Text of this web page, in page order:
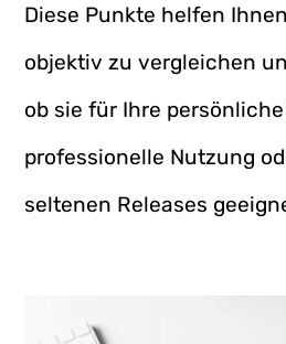
Diese Punkte helfen
objektiv zu vergleichen
ob sie für Ihre
professionelle Nutzung
seltenen Releases